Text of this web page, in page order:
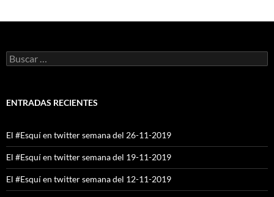
Buscar:
ENTRADAS RECIENTES
El #Esquí en twitter semana del 26-11-2019
El #Esquí en twitter semana del 19-11-2019
El #Esquí en twitter semana del 12-11-2019